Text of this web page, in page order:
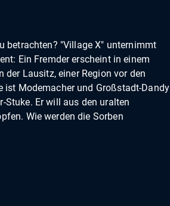
betrachten? "Village X" unternimmt
Ein Fremder erscheint in einem
der Lausitz, einer Region vor den
ist Modemacher und Großstadt-Dandy
Stuke. Er will aus den uralten
Wie werden die Sorben